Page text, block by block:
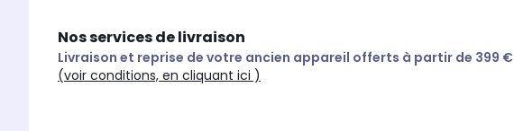
Nos services de livraison
Livraison et reprise de votre ancien appareil offerts à partir de 399 €
(voir conditions, en cliquant ici )